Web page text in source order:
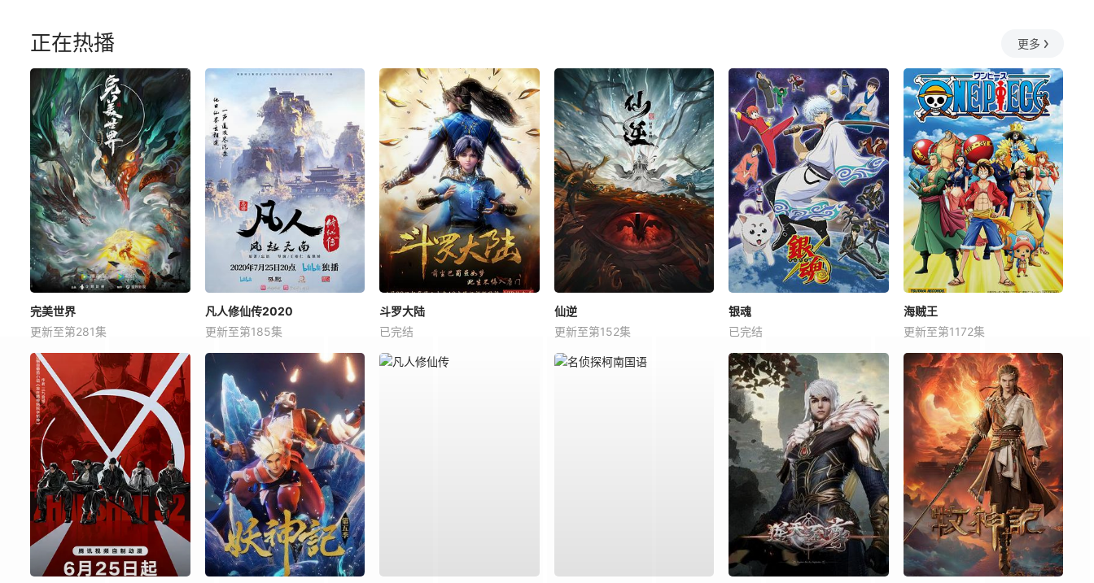
正在热播 更多
完美世界
更新至第281集
凡人修仙传2020
更新至第185集
斗罗大陆
已完结
仙逆
更新至第152集
银魂
已完结
海贼王
更新至第1172集